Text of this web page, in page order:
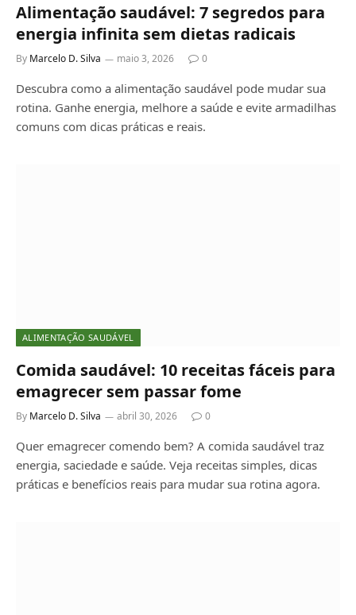
Alimentação saudável: 7 segredos para
energia infinita sem dietas radicais
By Marcelo D. Silva maio 3, 2026 0
Descubra como a alimentação saudável pode mudar sua
rotina. Ganhe energia, melhore a saúde e evite armadilhas
comuns com dicas práticas e reais.
ALIMENTAÇÃO SAUDÁVEL
Comida saudável: 10 receitas fáceis para
emagrecer sem passar fome
By Marcelo D. Silva abril 30, 2026 0
Quer emagrecer comendo bem? A comida saudável traz
energia, saciedade e saúde. Veja receitas simples, dicas
práticas e benefícios reais para mudar sua rotina agora.